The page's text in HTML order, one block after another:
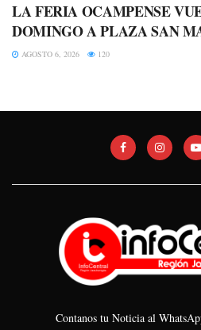
LA FERIA OCAMPENSE
DOMINGO A PLAZA SAN
AGOSTO 6, 2026 120
Contanos tu Noticia al